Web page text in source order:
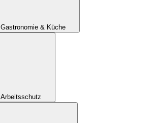
Gastronomie & Küche
Arbeitsschutz